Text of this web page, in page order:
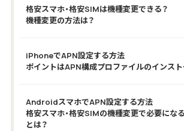
格安スマホ・格安SIMは機種変更できる？
機種変更の方法は？
iPhoneでAPN設定する方法
ポイントはAPN構成プロファイルのインス
AndroidスマホでAPN設定する方法
格安スマホ・格安SIMの機種変更で必要になる
とは？